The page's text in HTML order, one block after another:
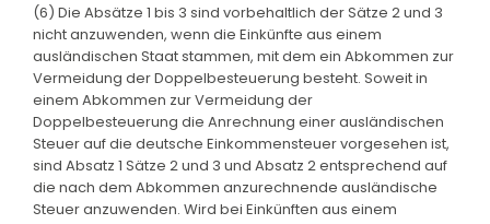
(6) Die Absätze 1 bis 3 sind vorbehaltlich der Sätze 2 und 3
nicht anzuwenden, wenn die Einkünfte aus einem
ausländischen Staat stammen, mit dem ein Abkommen zur
Vermeidung der Doppelbesteuerung besteht. Soweit in
einem Abkommen zur Vermeidung der
Doppelbesteuerung die Anrechnung einer ausländischen
Steuer auf die deutsche Einkommensteuer vorgesehen ist,
sind Absatz 1 Sätze 2 und 3 und Absatz 2 entsprechend auf
die nach dem Abkommen anzurechnende ausländische
Steuer anzuwenden. Wird bei Einkünften aus einem